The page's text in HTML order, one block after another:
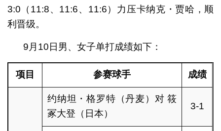
3:0（11:8、11:6、11:6）力压卡纳克・贾哈，顺
利晋级。
9月10日男、女子单打成绩如下：
项目 参赛球手 成绩
约纳坦・格罗特（丹麦）对 筱
冢大登（日本）
3-1